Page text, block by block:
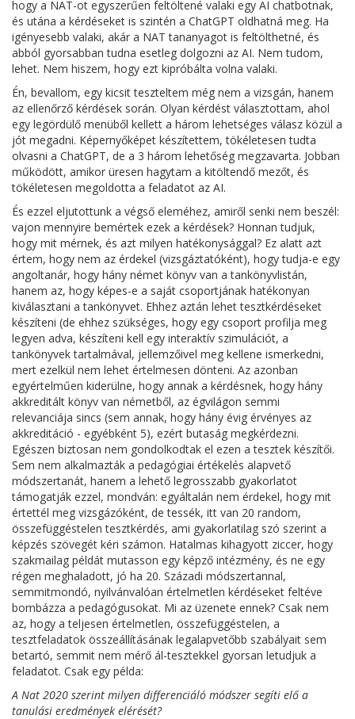
hogy a NAT-ot egyszerűen feltöltené valaki egy AI chatbotnak,
és utána a kérdéseket is szintén a ChatGPT oldhatná meg. Ha
igényesebb valaki, akár a NAT tananyagot is feltölthetné, és
abból gyorsabban tudna esetleg dolgozni az AI. Nem tudom,
lehet. Nem hiszem, hogy ezt kipróbálta volna valaki.
Én, bevallom, egy kicsit teszteltem még nem a vizsgán, hanem
az ellenőrző kérdések során. Olyan kérdést választottam, ahol
egy legördülő menüből kellett a három lehetséges válasz közül a
jót megadni. Képernyőképet készítettem, tökéletesen tudta
olvasni a ChatGPT, de a 3 három lehetőség megzavarta. Jobban
működött, amikor üresen hagytam a kitöltendő mezőt, és
tökéletesen megoldotta a feladatot az AI.
És ezzel eljutottunk a végső eleméhez, amiről senki nem beszél:
vajon mennyire bemértek ezek a kérdések? Honnan tudjuk,
hogy mit mérnek, és azt milyen hatékonysággal? Ez alatt azt
értem, hogy nem az érdekel (vizsgáztatóként), hogy tudja-e egy
angoltanár, hogy hány német könyv van a tankönyvlistán,
hanem az, hogy képes-e a saját csoportjának hatékonyan
kiválasztani a tankönyvet. Ehhez aztán lehet tesztkérdéseket
készíteni (de ehhez szükséges, hogy egy csoport profilja meg
legyen adva, készíteni kell egy interaktív szimulációt, a
tankönyvek tartalmával, jellemzőivel meg kellene ismerkedni,
mert ezelkül nem lehet értelmesen dönteni. Az azonban
egyértelműen kiderülne, hogy annak a kérdésnek, hogy hány
akkreditált könyv van németből, az égvilágon semmi
relevanciája sincs (sem annak, hogy hány évig érvényes az
akkreditáció - egyébként 5), ezért butaság megkérdezni.
Egészen biztosan nem gondolkodtak el ezen a tesztek készítői.
Sem nem alkalmazták a pedagógiai értékelés alapvető
módszertanát, hanem a lehető legrosszabb gyakorlatot
támogatják ezzel, mondván: egyáltalán nem érdekel, hogy mit
értettél meg vizsgázóként, de tessék, itt van 20 random,
összefüggéstelen tesztkérdés, ami gyakorlatilag szó szerint a
képzés szövegét kéri számon. Hatalmas kihagyott ziccer, hogy
szakmailag példát mutasson egy képző intézmény, és ne egy
régen meghaladott, jó ha 20. Századi módszertannal,
semmitmondó, nyilvánvalóan értelmetlen kérdéseket feltéve
bombázza a pedagógusokat. Mi az üzenete ennek? Csak nem
az, hogy a teljesen értelmetlen, összefüggéstelen, a
tesztfeladatok összeállításának legalapvetőbb szabályait sem
betartó, semmit nem mérő ál-tesztekkel gyorsan letudjuk a
feladatot. Csak egy példa:
A Nat 2020 szerint milyen differenciáló módszer segíti elő a
tanulási eredmények elérését?